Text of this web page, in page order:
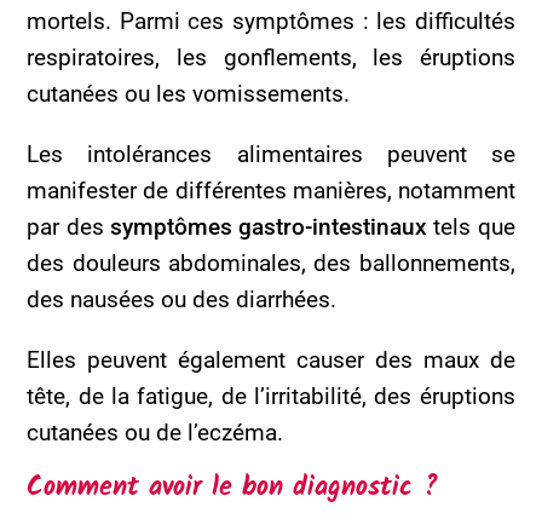
mortels. Parmi ces symptômes : les difficultés
respiratoires, les gonflements, les éruptions
cutanées ou les vomissements.
Les intolérances alimentaires peuvent se
manifester de différentes manières, notamment
par des symptômes gastro-intestinaux tels que
des douleurs abdominales, des ballonnements,
des nausées ou des diarrhées.
Elles peuvent également causer des maux de
tête, de la fatigue, de l’irritabilité, des éruptions
cutanées ou de l’eczéma.
Comment avoir le bon diagnostic ?